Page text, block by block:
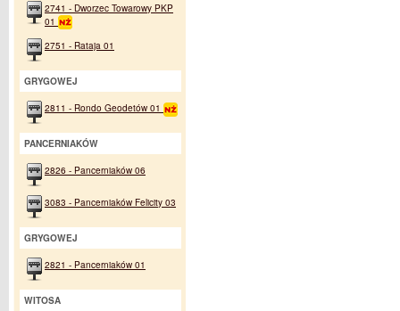
2741 - Dworzec Towarowy PKP
01
2751 - Rataja 01
GRYGOWEJ
2811 - Rondo Geodetów 01
PANCERNIAKÓW
2826 - Pancerniaków 06
3083 - Pancerniaków Felicity 03
GRYGOWEJ
2821 - Pancerniaków 01
WITOSA